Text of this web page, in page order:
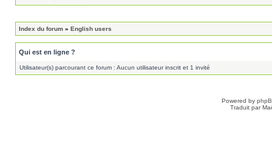
Index du forum » English users
Qui est en ligne ?
Utilisateur(s) parcourant ce forum : Aucun utilisateur inscrit et 1 invité
Powered by
Traduit par